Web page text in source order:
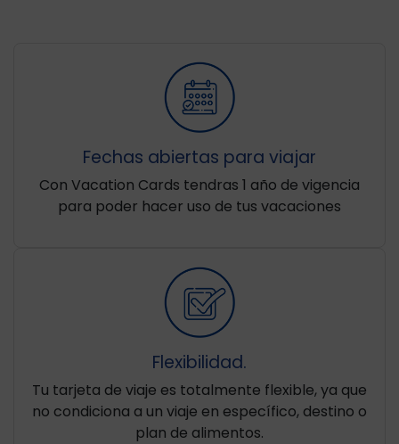
Fechas abiertas para viajar
Con Vacation Cards tendras 1 año de vigencia
para poder hacer uso de tus vacaciones
Flexibilidad.
Tu tarjeta de viaje es totalmente flexible, ya que
no condiciona a un viaje en específico, destino o
plan de alimentos.